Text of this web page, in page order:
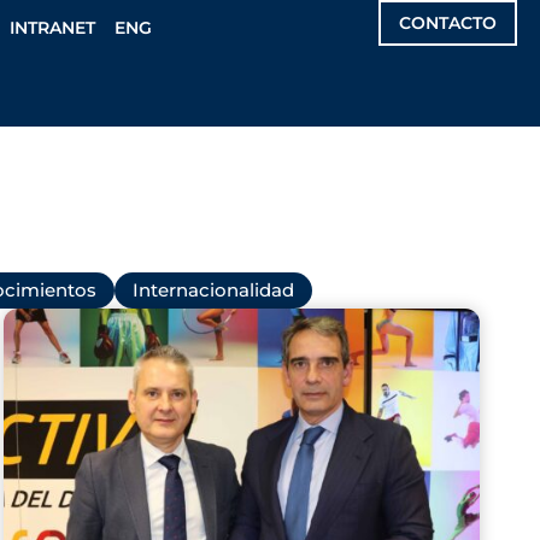
INTRANET ENG CONTACTO
Internacionalidad